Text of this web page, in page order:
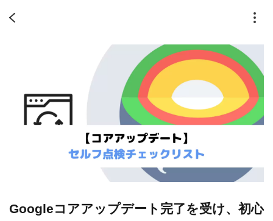
Googleコアアップデート完了を受け、初心